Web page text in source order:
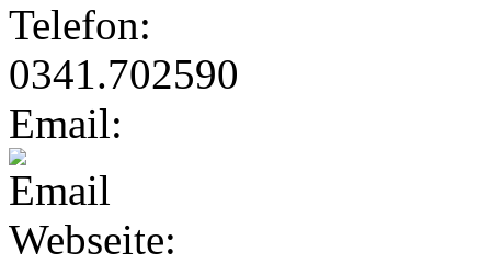
Telefon:
0341.702590
Email:
Webseite: